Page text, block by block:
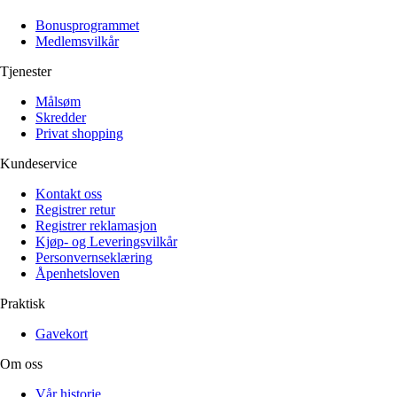
Klær
Reise
Informasjon
Tilbehør
Lukk
Alle artikler
Klær
Reise
Informasjon
Tilbehør
Målsøm
Lukk
Bonusprogrammet
Medlemsvilkår
Tjenester
Målsøm
Skredder
Privat shopping
Kundeservice
Kontakt oss
Registrer retur
Registrer reklamasjon
Kjøp- og Leveringsvilkår
Personvernseklæring
Åpenhetsloven
Praktisk
Gavekort
Om oss
Vår historie